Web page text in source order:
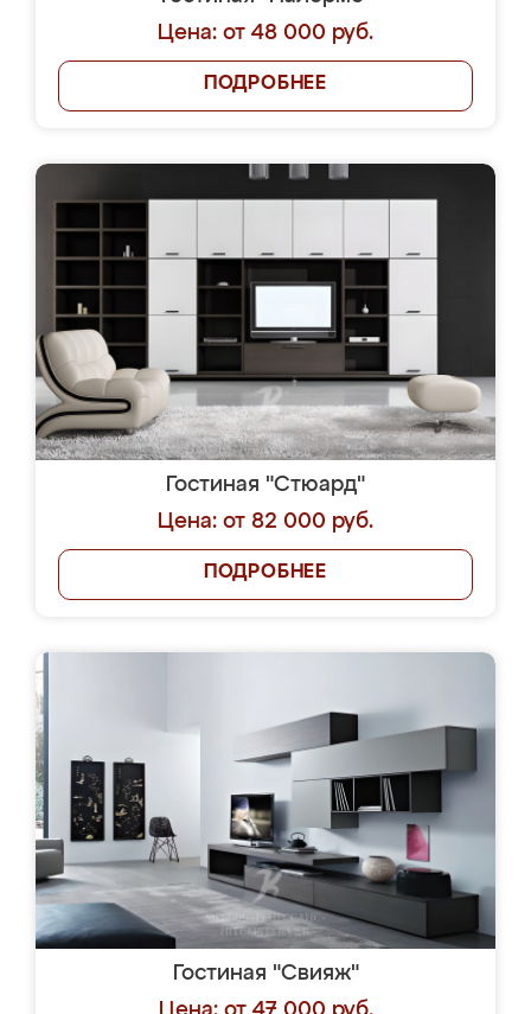
Цена: от 48 000 руб.
ПОДРОБНЕЕ
Гостиная "Стюард"
Цена: от 82 000 руб.
ПОДРОБНЕЕ
Гостиная "Свияж"